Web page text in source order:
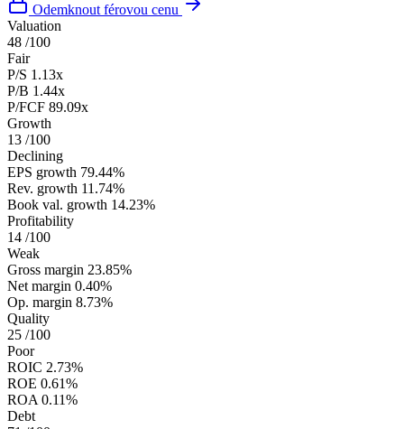
Odemknout férovou cenu
Valuation
48 /100
Fair
P/S 1.13x
P/B 1.44x
P/FCF 89.09x
Growth
13 /100
Declining
EPS growth 79.44%
Rev. growth 11.74%
Book val. growth 14.23%
Profitability
14 /100
Weak
Gross margin 23.85%
Net margin 0.40%
Op. margin 8.73%
Quality
25 /100
Poor
ROIC 2.73%
ROE 0.61%
ROA 0.11%
Debt